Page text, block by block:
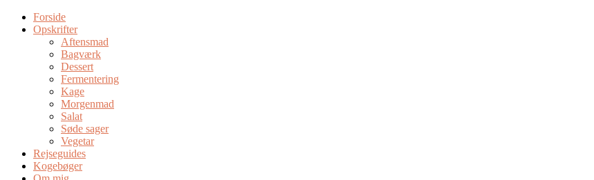
Forside
Opskrifter
Aftensmad
Bagværk
Dessert
Fermentering
Kage
Morgenmad
Salat
Søde sager
Vegetar
Rejseguides
Kogebøger